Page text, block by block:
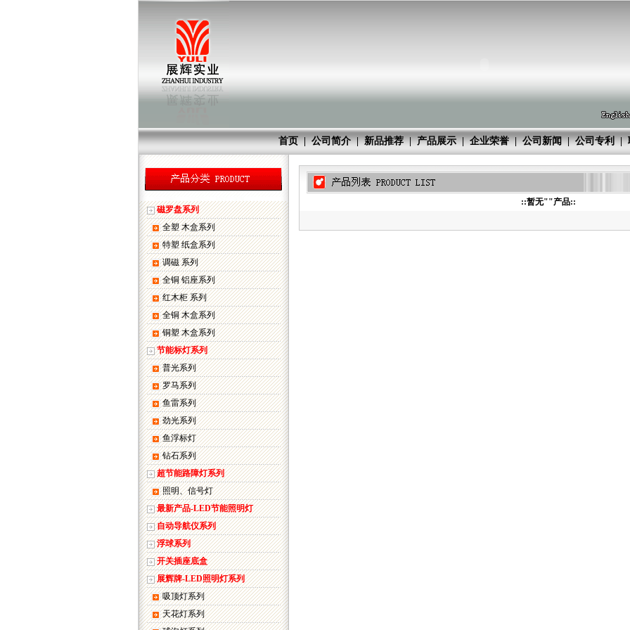
首页|公司简介|新品推荐|产品展示|企业荣誉|公司新闻|公司专利|
磁罗盘系列
全塑 木盒系列
特塑 纸盒系列
调磁 系列
全铜 铝座系列
红木柜 系列
全铜 木盒系列
铜塑 木盒系列
节能标灯系列
普光系列
罗马系列
鱼雷系列
劲光系列
鱼浮标灯
钻石系列
超节能路障灯系列
照明、信号灯
最新产品-LED节能照明灯
自动导航仪系列
浮球系列
开关插座底盒
展辉牌-LED照明灯系列
吸顶灯系列
天花灯系列
::暂无""产品::